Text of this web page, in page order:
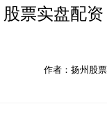
股票实盘配
作者：扬州股